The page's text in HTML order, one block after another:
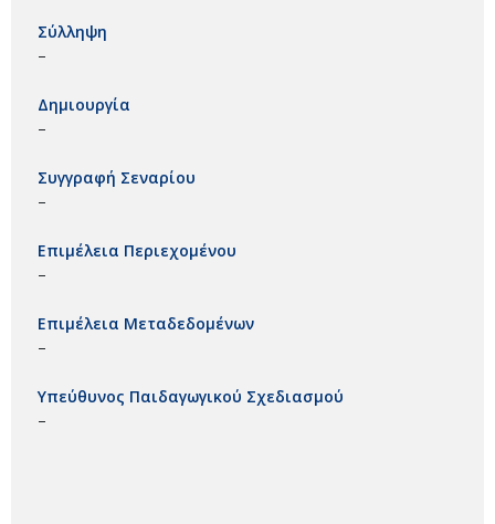
Σύλληψη
–
Δημιουργία
–
Συγγραφή Σεναρίου
–
Επιμέλεια Περιεχομένου
–
Επιμέλεια Μεταδεδομένων
–
Υπεύθυνος Παιδαγωγικού Σχεδιασμού
–